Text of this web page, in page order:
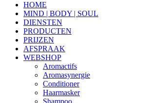
HOME
MIND | BODY | SOUL
DIENSTEN
PRODUCTEN
PRIJZEN
AFSPRAAK
WEBSHOP
Aromactifs
Aromasynergie
Conditioner
Haarmasker
Shampoo